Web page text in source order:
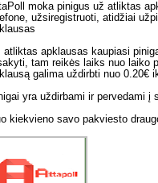
moka pinigus už atliktas
užsiregistruoti, atidžiai
atliktas apklausas kaupiasi
tam reikės laiks nuo laiko
galima uždirbti nuo 0.20€
yra uždirbami ir pervedami į
kiekvieno savo pakviesto